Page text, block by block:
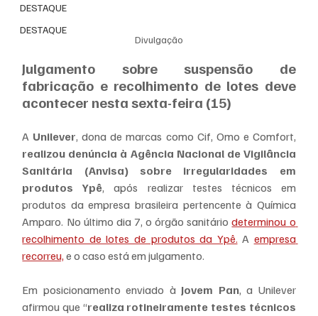
DESTAQUE
DESTAQUE
Divulgação
Julgamento sobre suspensão de
fabricação e recolhimento de lotes deve
acontecer nesta sexta-feira (15)
A Unilever
realizou denúncia à Agência Nacional de Vigilância
Sanitária (Anvisa) sobre irregularidades em
produtos Ypê, após realizar testes técnicos em
produtos da empresa brasileira pertencente à Química
Amparo. No último dia 7, o órgão sanitário determinou o
recolhimento de lotes de produtos da Ypê. A empresa
recorreu, e o caso está em julgamento.
Em posicionamento enviado à Jovem Pan, a Unilever
afirmou que “realiza rotineiramente testes técnicos